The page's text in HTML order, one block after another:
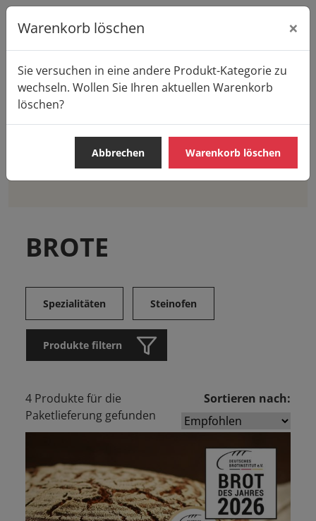
Warenkorb löschen ×
Sie versuchen in eine andere Produkt-Kategorie zu
wechseln. Wollen Sie Ihren aktuellen Warenkorb
löschen?
Abbrechen Warenkorb löschen
Startseite Produkte Casa Pane BROTE
BRÖTCHEN SÜSSE TEILCHEN
BROTE
Spezialitäten Steinofen
Produkte filtern
4 Produkte für die
Paketlieferung gefunden
Sortieren nach: